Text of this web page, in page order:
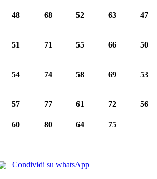
48 68 52 63 47
51 71 55 66 50
54 74 58 69 53
57 77 61 72 56
60 80 64
75
Condividi su whatsApp